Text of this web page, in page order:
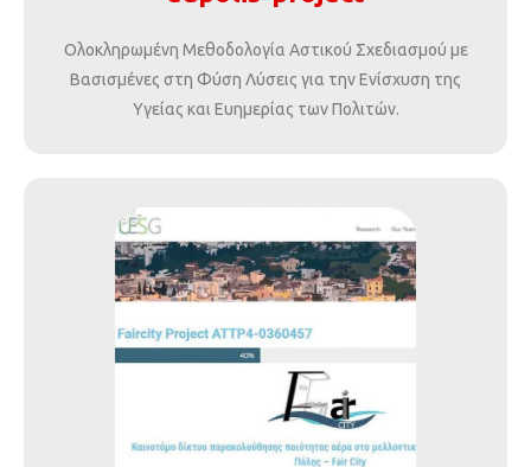
Ολοκληρωμένη Μεθοδολογία Αστικού Σχεδιασμού με
Βασισμένες στη Φύση Λύσεις για την Ενίσχυση της
Υγείας και Ευημερίας των Πολιτών.